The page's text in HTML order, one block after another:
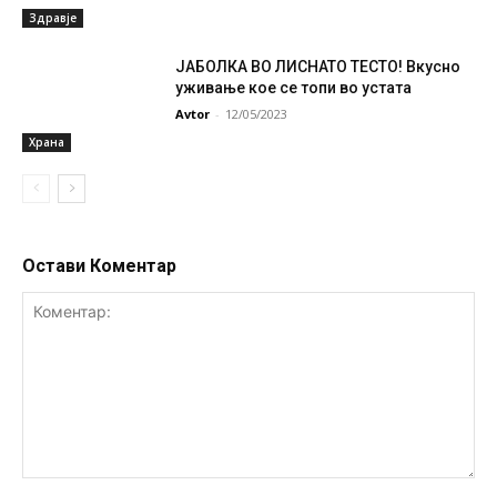
Здравје
Храна
ЈАБОЛКА ВО ЛИСНАТО ТЕСТО! Вкусно
уживање кое се топи во устата
Avtor - 12/05/2023
Остави Коментар